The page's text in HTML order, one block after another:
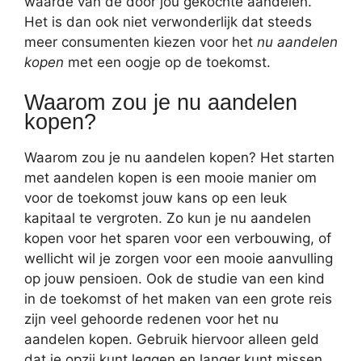
Het is dan ook niet verwonderlijk dat steeds
meer consumenten kiezen voor het nu aandelen
kopen met een oogje op de toekomst.
Waarom zou je nu aandelen
kopen?
Waarom zou je nu aandelen kopen? Het starten
met aandelen kopen is een mooie manier om
voor de toekomst jouw kans op een leuk
kapitaal te vergroten. Zo kun je nu aandelen
kopen voor het sparen voor een verbouwing, of
wellicht wil je zorgen voor een mooie aanvulling
op jouw pensioen. Ook de studie van een kind
in de toekomst of het maken van een grote reis
zijn veel gehoorde redenen voor het nu
aandelen kopen. Gebruik hiervoor alleen geld